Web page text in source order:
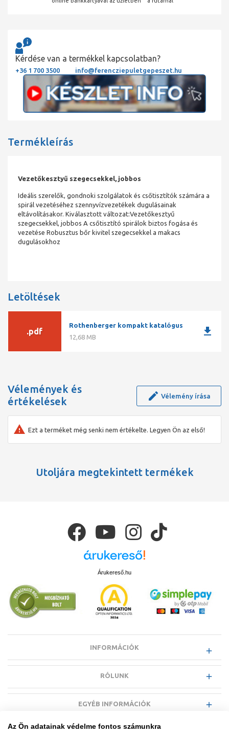
Kérdése van a termékkel kapcsolatban?
+36 1 700 3500 info@ferencziepuletgepeszet.hu
Termékleírás
Vezetőkesztyű szegecsekkel, jobbos
Ideális szerelők, gondnoki szolgálatok és csőtisztítók számára a
spirál vezetéséhez szennyvízvezetékek dugulásainak
eltávolításakor. Kiválasztott változat:Vezetőkesztyű
szegecsekkel, jobbos A csőtisztító spirálok biztos fogása és
vezetése Robusztus bőr kivitel szegecsekkel a makacs
dugulásokhoz
Letöltések
.pdf
Rothenberger kompakt katalógus
12,68 MB
download
Vélemények és
értékelések
Vélemény írása
Ezt a terméket még senki nem értékelte. Legyen Ön az első!
Utoljára megtekintett termékek
Árukereső.hu
INFORMÁCIÓK
RÓLUNK
EGYÉB INFORMÁCIÓK
Az Ön adatainak védelme fontos számunkra